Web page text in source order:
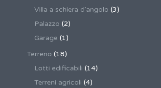
Villa a schiera d'angolo (3)
Palazzo (2)
Garage (1)
Terreno (18)
Lotti edificabili (14)
Terreni agricoli (4)